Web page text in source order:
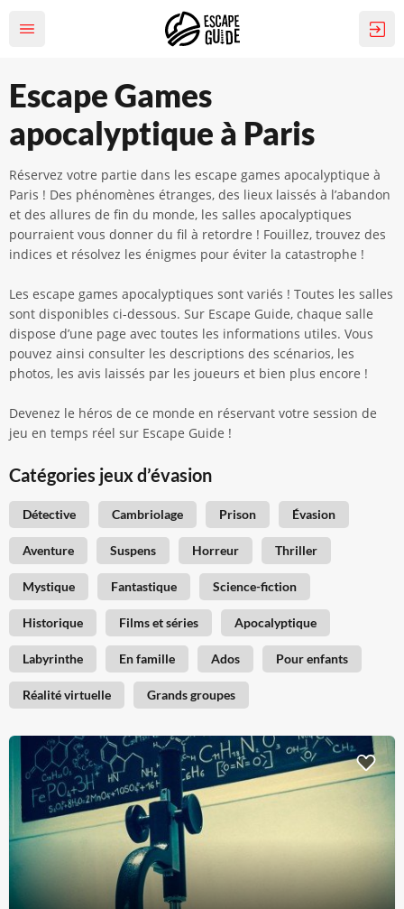
Escape Games
apocalyptique à Paris
Réservez votre partie dans les escape games apocalyptique à
Paris ! Des phénomènes étranges, des lieux laissés à l’abandon
et des allures de fin du monde, les salles apocalyptiques
pourraient vous donner du fil à retordre ! Fouillez, trouvez des
indices et résolvez les énigmes pour éviter la catastrophe !
Les escape games apocalyptiques sont variés ! Toutes les salles
sont disponibles ci-dessous. Sur Escape Guide, chaque salle
dispose d’une page avec toutes les informations utiles. Vous
pouvez ainsi consulter les descriptions des scénarios, les
photos, les avis laissés par les joueurs et bien plus encore !
Devenez le héros de ce monde en réservant votre session de
jeu en temps réel sur Escape Guide !
Catégories jeux d’évasion
Détective Cambriolage Prison Évasion
Aventure Suspens Horreur Thriller
Mystique Fantastique Science-fiction
Historique Films et séries Apocalyptique
Labyrinthe En famille Ados Pour enfants
Réalité virtuelle Grands groupes